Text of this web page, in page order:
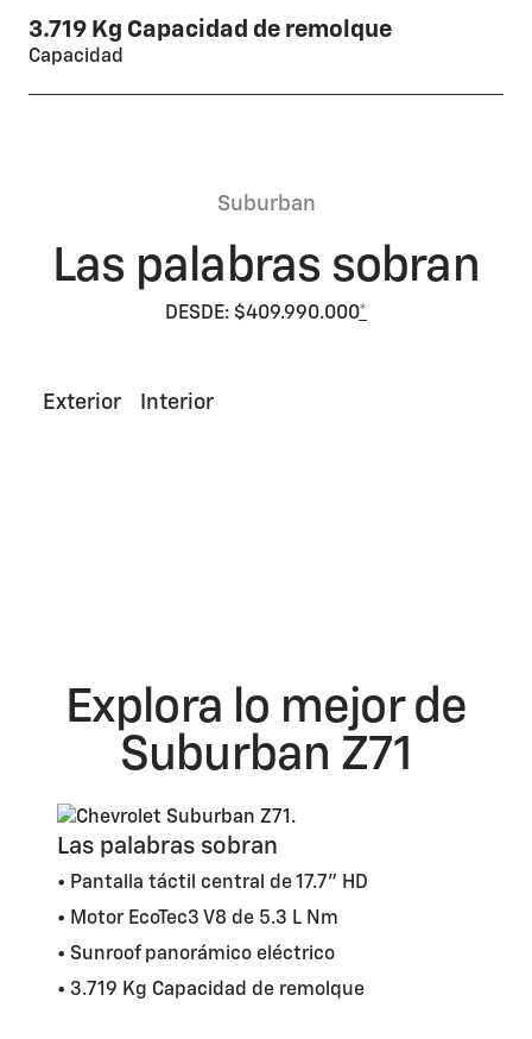
3.719 Kg Capacidad de remolque
Capacidad
Suburban
Las palabras sobran
DESDE: $409.990.000*
Exterior Interior
Explora lo mejor de
Suburban Z71
Las palabras sobran
• Pantalla táctil central de 17.7” HD
• Motor EcoTec3 V8 de 5.3 L Nm
• Sunroof panorámico eléctrico
• 3.719 Kg Capacidad de remolque